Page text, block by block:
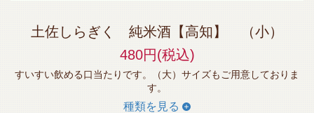
土佐しらぎく 純米酒【高知】 （小）
480円(税込)
すいすい飲める口当たりです。（大）サイズもご用意しておりま
す。
種類を見る